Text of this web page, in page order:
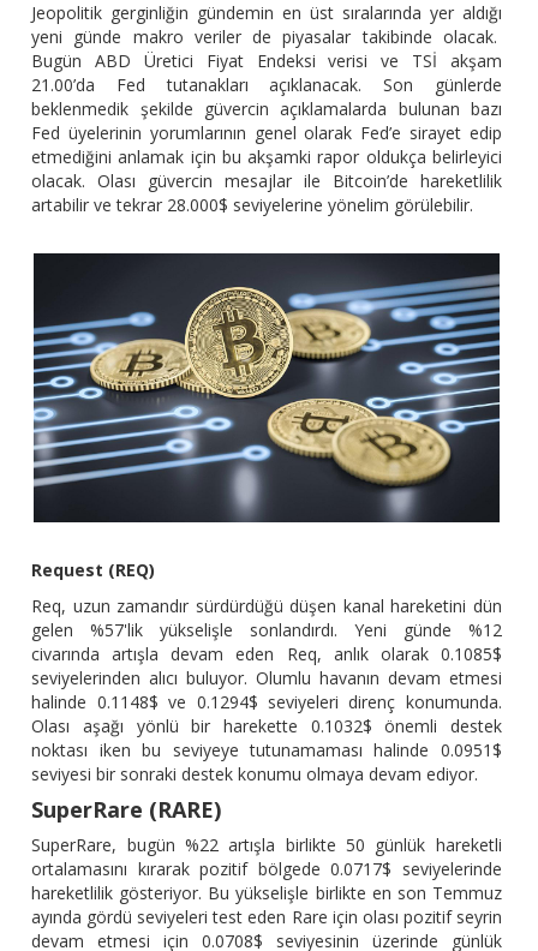
Jeopolitik gerginliğin gündemin en üst sıralarında yer aldığı
yeni günde makro veriler de piyasalar takibinde olacak.
Bugün ABD Üretici Fiyat Endeksi verisi ve TSİ akşam
21.00’da Fed tutanakları açıklanacak. Son günlerde
beklenmedik şekilde güvercin açıklamalarda bulunan bazı
Fed üyelerinin yorumlarının genel olarak Fed’e sirayet edip
etmediğini anlamak için bu akşamki rapor oldukça belirleyici
olacak. Olası güvercin mesajlar ile Bitcoin’de hareketlilik
artabilir ve tekrar 28.000$ seviyelerine yönelim görülebilir.
Request (REQ)
Req, uzun zamandır sürdürdüğü düşen kanal hareketini dün
gelen %57'lik yükselişle sonlandırdı. Yeni günde %12
civarında artışla devam eden Req, anlık olarak 0.1085$
seviyelerinden alıcı buluyor. Olumlu havanın devam etmesi
halinde 0.1148$ ve 0.1294$ seviyeleri direnç konumunda.
Olası aşağı yönlü bir harekette 0.1032$ önemli destek
noktası iken bu seviyeye tutunamaması halinde 0.0951$
seviyesi bir sonraki destek konumu olmaya devam ediyor.
SuperRare (RARE)
SuperRare, bugün %22 artışla birlikte 50 günlük hareketli
ortalamasını kırarak pozitif bölgede 0.0717$ seviyelerinde
hareketlilik gösteriyor. Bu yükselişle birlikte en son Temmuz
ayında gördü seviyeleri test eden Rare için olası pozitif seyrin
devam etmesi için 0.0708$ seviyesinin üzerinde günlük